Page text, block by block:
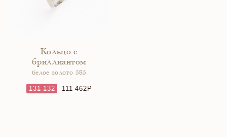
Кольцо с
бриллиантом
белое золото 585
131 132 111 462